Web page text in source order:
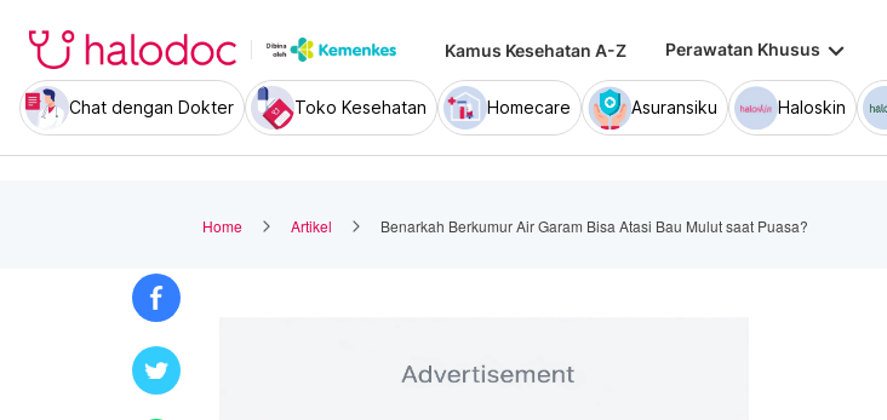
Kamus Kesehatan A-Z Perawatan Khusus keyboard_arrow_down
Chat dengan Dokter Toko Kesehatan Homecare Asuransiku Haloskin
Home Artikel Benarkah Berkumur Air Garam Bisa Atasi Bau Mulut saat Puasa?